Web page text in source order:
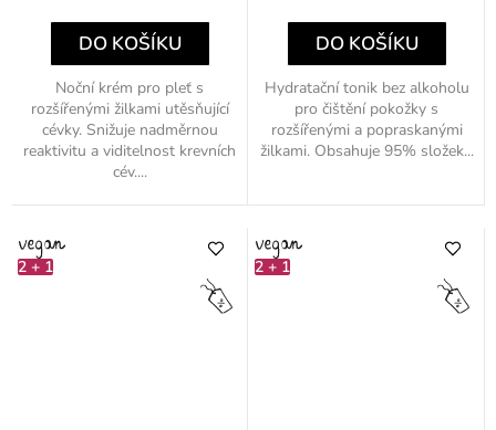
DO KOŠÍKU
Noční krém pro pleť s
rozšířenými žilkami utěsňující
cévky. Snižuje nadměrnou
reaktivitu a viditelnost krevních
cév....
DO KOŠÍKU
Hydratační tonik bez alkoholu
pro čištění pokožky s
rozšířenými a popraskanými
žilkami. Obsahuje 95% složek...
2 + 1 2 + 1